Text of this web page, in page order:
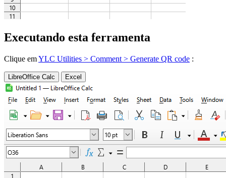
Executando esta ferramenta
Clique emYLC Utilities > Comment > Generate QR code :
LibreOffice Calc Excel